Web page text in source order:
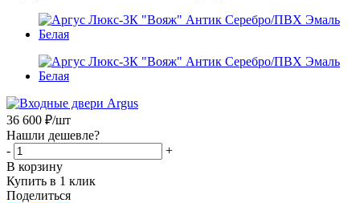
36 600 ₽/шт
Нашли дешевле?
-
+
В корзину
Купить в 1 клик
Поделиться